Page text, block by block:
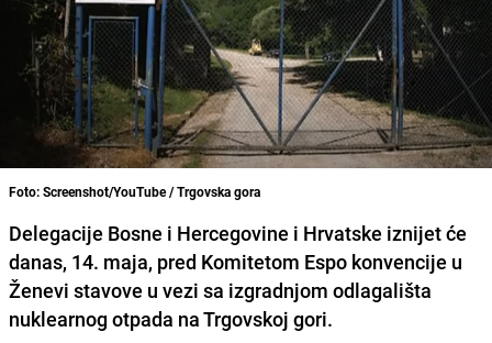
Foto: Screenshot/YouTube / Trgovska gora
Delegacije Bosne i Hercegovine i Hrvatske iznijet će
danas, 14. maja, pred Komitetom Espo konvencije u
Ženevi stavove u vezi sa izgradnjom odlagališta
nuklearnog otpada na Trgovskoj gori.